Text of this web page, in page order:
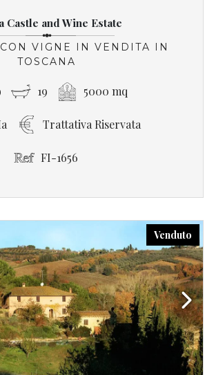
Castle and Wine Estate
VIGNE IN VENDITA IN
TOSCANA
19 5000 mq
Trattativa Riservata
FI-1656
Venduto
Next